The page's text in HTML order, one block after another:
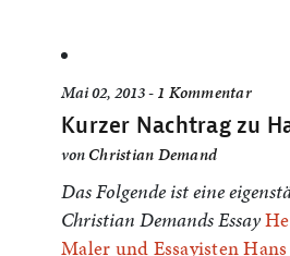
Mai 02, 2013 - 1 Kommentar
Kurzer Nachtrag zu
von Christian Demand
Das Folgende ist eine
Christian Demands Essay
Maler und Essayisten